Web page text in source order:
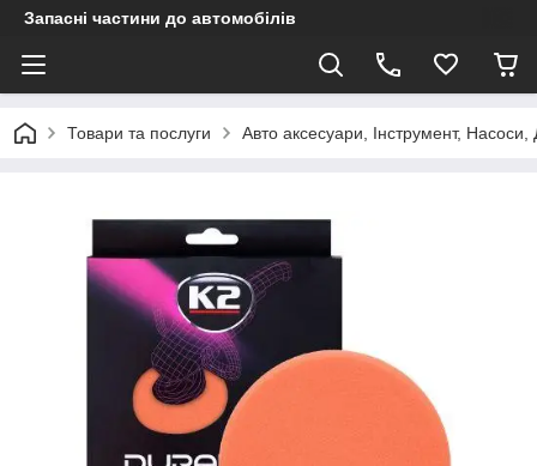
Запасні частини до автомобілів
Товари та послуги Авто аксесуари, Інструмент, Насоси,